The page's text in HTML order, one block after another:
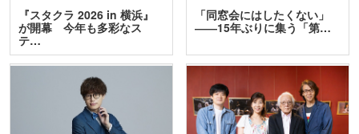
『スタクラ 2026 in 横浜』
が開幕 今年も多彩なス
テ…
「同窓会にはしたくない」
――15年ぶりに集う「第…